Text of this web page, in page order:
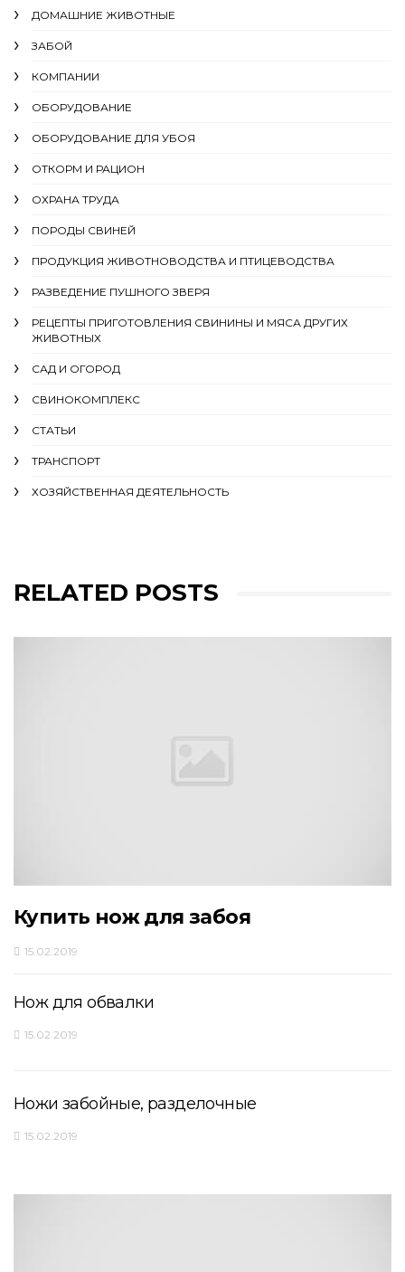
ДОМАШНИЕ ЖИВОТНЫЕ
ЗАБОЙ
КОМПАНИИ
ОБОРУДОВАНИЕ
ОБОРУДОВАНИЕ ДЛЯ УБОЯ
ОТКОРМ И РАЦИОН
ОХРАНА ТРУДА
ПОРОДЫ СВИНЕЙ
ПРОДУКЦИЯ ЖИВОТНОВОДСТВА И ПТИЦЕВОДСТВА
РАЗВЕДЕНИЕ ПУШНОГО ЗВЕРЯ
РЕЦЕПТЫ ПРИГОТОВЛЕНИЯ СВИНИНЫ И МЯСА ДРУГИХ
ЖИВОТНЫХ
САД И ОГОРОД
СВИНОКОМПЛЕКС
СТАТЬИ
ТРАНСПОРТ
ХОЗЯЙСТВЕННАЯ ДЕЯТЕЛЬНОСТЬ
RELATED POSTS
Купить нож для забоя
15.02.2019
Нож для обвалки
15.02.2019
Ножи забойные, разделочные
15.02.2019